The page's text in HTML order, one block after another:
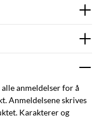
anmeldelser for å
Anmeldelsene skrives
Karakterer og